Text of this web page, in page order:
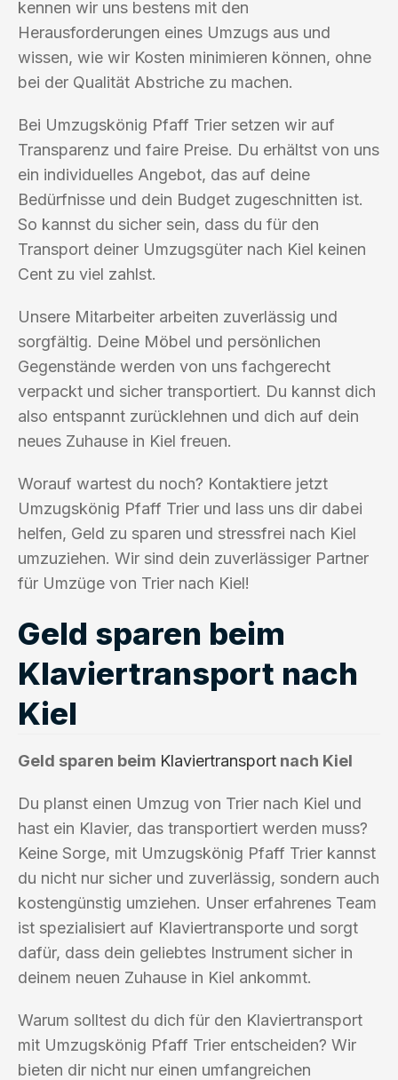
kennen wir uns bestens mit den
Herausforderungen eines Umzugs aus und
wissen, wie wir Kosten minimieren können, ohne
bei der Qualität Abstriche zu machen.
Bei Umzugskönig Pfaff Trier setzen wir auf
Transparenz und faire Preise. Du erhältst von uns
ein individuelles Angebot, das auf deine
Bedürfnisse und dein Budget zugeschnitten ist.
So kannst du sicher sein, dass du für den
Transport deiner Umzugsgüter nach Kiel keinen
Cent zu viel zahlst.
Unsere Mitarbeiter arbeiten zuverlässig und
sorgfältig. Deine Möbel und persönlichen
Gegenstände werden von uns fachgerecht
verpackt und sicher transportiert. Du kannst dich
also entspannt zurücklehnen und dich auf dein
neues Zuhause in Kiel freuen.
Worauf wartest du noch? Kontaktiere jetzt
Umzugskönig Pfaff Trier und lass uns dir dabei
helfen, Geld zu sparen und stressfrei nach Kiel
umzuziehen. Wir sind dein zuverlässiger Partner
für Umzüge von Trier nach Kiel!
Geld sparen beim
Klaviertransport nach
Kiel
Geld sparen beim Klaviertransport nach Kiel
Du planst einen Umzug von Trier nach Kiel und
hast ein Klavier, das transportiert werden muss?
Keine Sorge, mit Umzugskönig Pfaff Trier kannst
du nicht nur sicher und zuverlässig, sondern auch
kostengünstig umziehen. Unser erfahrenes Team
ist spezialisiert auf Klaviertransporte und sorgt
dafür, dass dein geliebtes Instrument sicher in
deinem neuen Zuhause in Kiel ankommt.
Warum solltest du dich für den Klaviertransport
mit Umzugskönig Pfaff Trier entscheiden? Wir
bieten dir nicht nur einen umfangreichen